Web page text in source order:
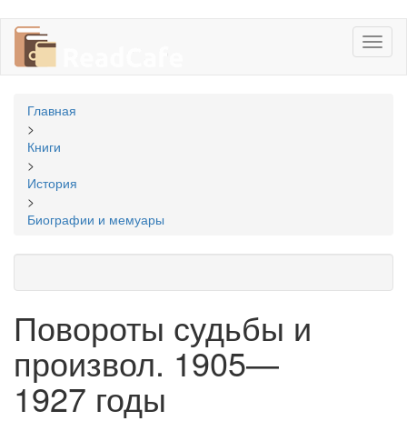
Перейти
основному
Вы
здесь
Главная
>
Книги
>
История
>
Биографии и мемуары
Повороты судьбы и
произвол. 1905—
1927 годы